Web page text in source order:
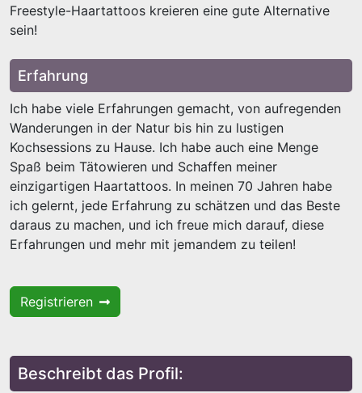
Freestyle-Haartattoos kreieren eine gute Alternative
sein!
Erfahrung
Ich habe viele Erfahrungen gemacht, von aufregenden
Wanderungen in der Natur bis hin zu lustigen
Kochsessions zu Hause. Ich habe auch eine Menge
Spaß beim Tätowieren und Schaffen meiner
einzigartigen Haartattoos. In meinen 70 Jahren habe
ich gelernt, jede Erfahrung zu schätzen und das Beste
daraus zu machen, und ich freue mich darauf, diese
Erfahrungen und mehr mit jemandem zu teilen!
Registrieren
Beschreibt das Profil: